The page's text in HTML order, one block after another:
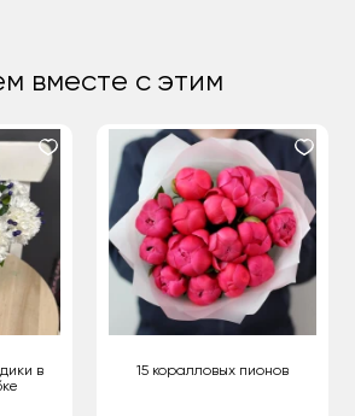
вместе с этим
в
15 коралловых пионов